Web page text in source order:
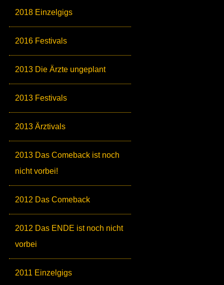
2018 Einzelgigs
2016 Festivals
2013 Die Ärzte ungeplant
2013 Festivals
2013 Ärztivals
2013 Das Comeback ist noch
nicht vorbei!
2012 Das Comeback
2012 Das ENDE ist noch nicht
vorbei
2011 Einzelgigs